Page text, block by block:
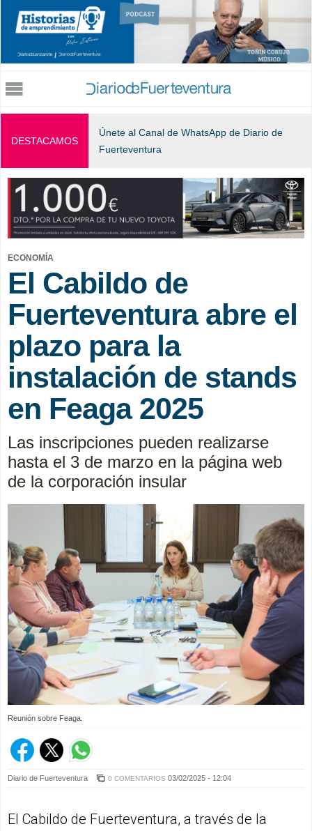
Jump to navigation
DESTACAMOS
Únete al Canal de WhatsApp de Diario de
Fuerteventura
ECONOMÍA
El Cabildo de
Fuerteventura abre el
plazo para la
instalación de stands
en Feaga 2025
Las inscripciones pueden realizarse
hasta el 3 de marzo en la página web
de la corporación insular
Reunión sobre Feaga.
Diario de Fuerteventura 0 COMENTARIOS 03/02/2025 - 12:04
El Cabildo de Fuerteventura, a través de la